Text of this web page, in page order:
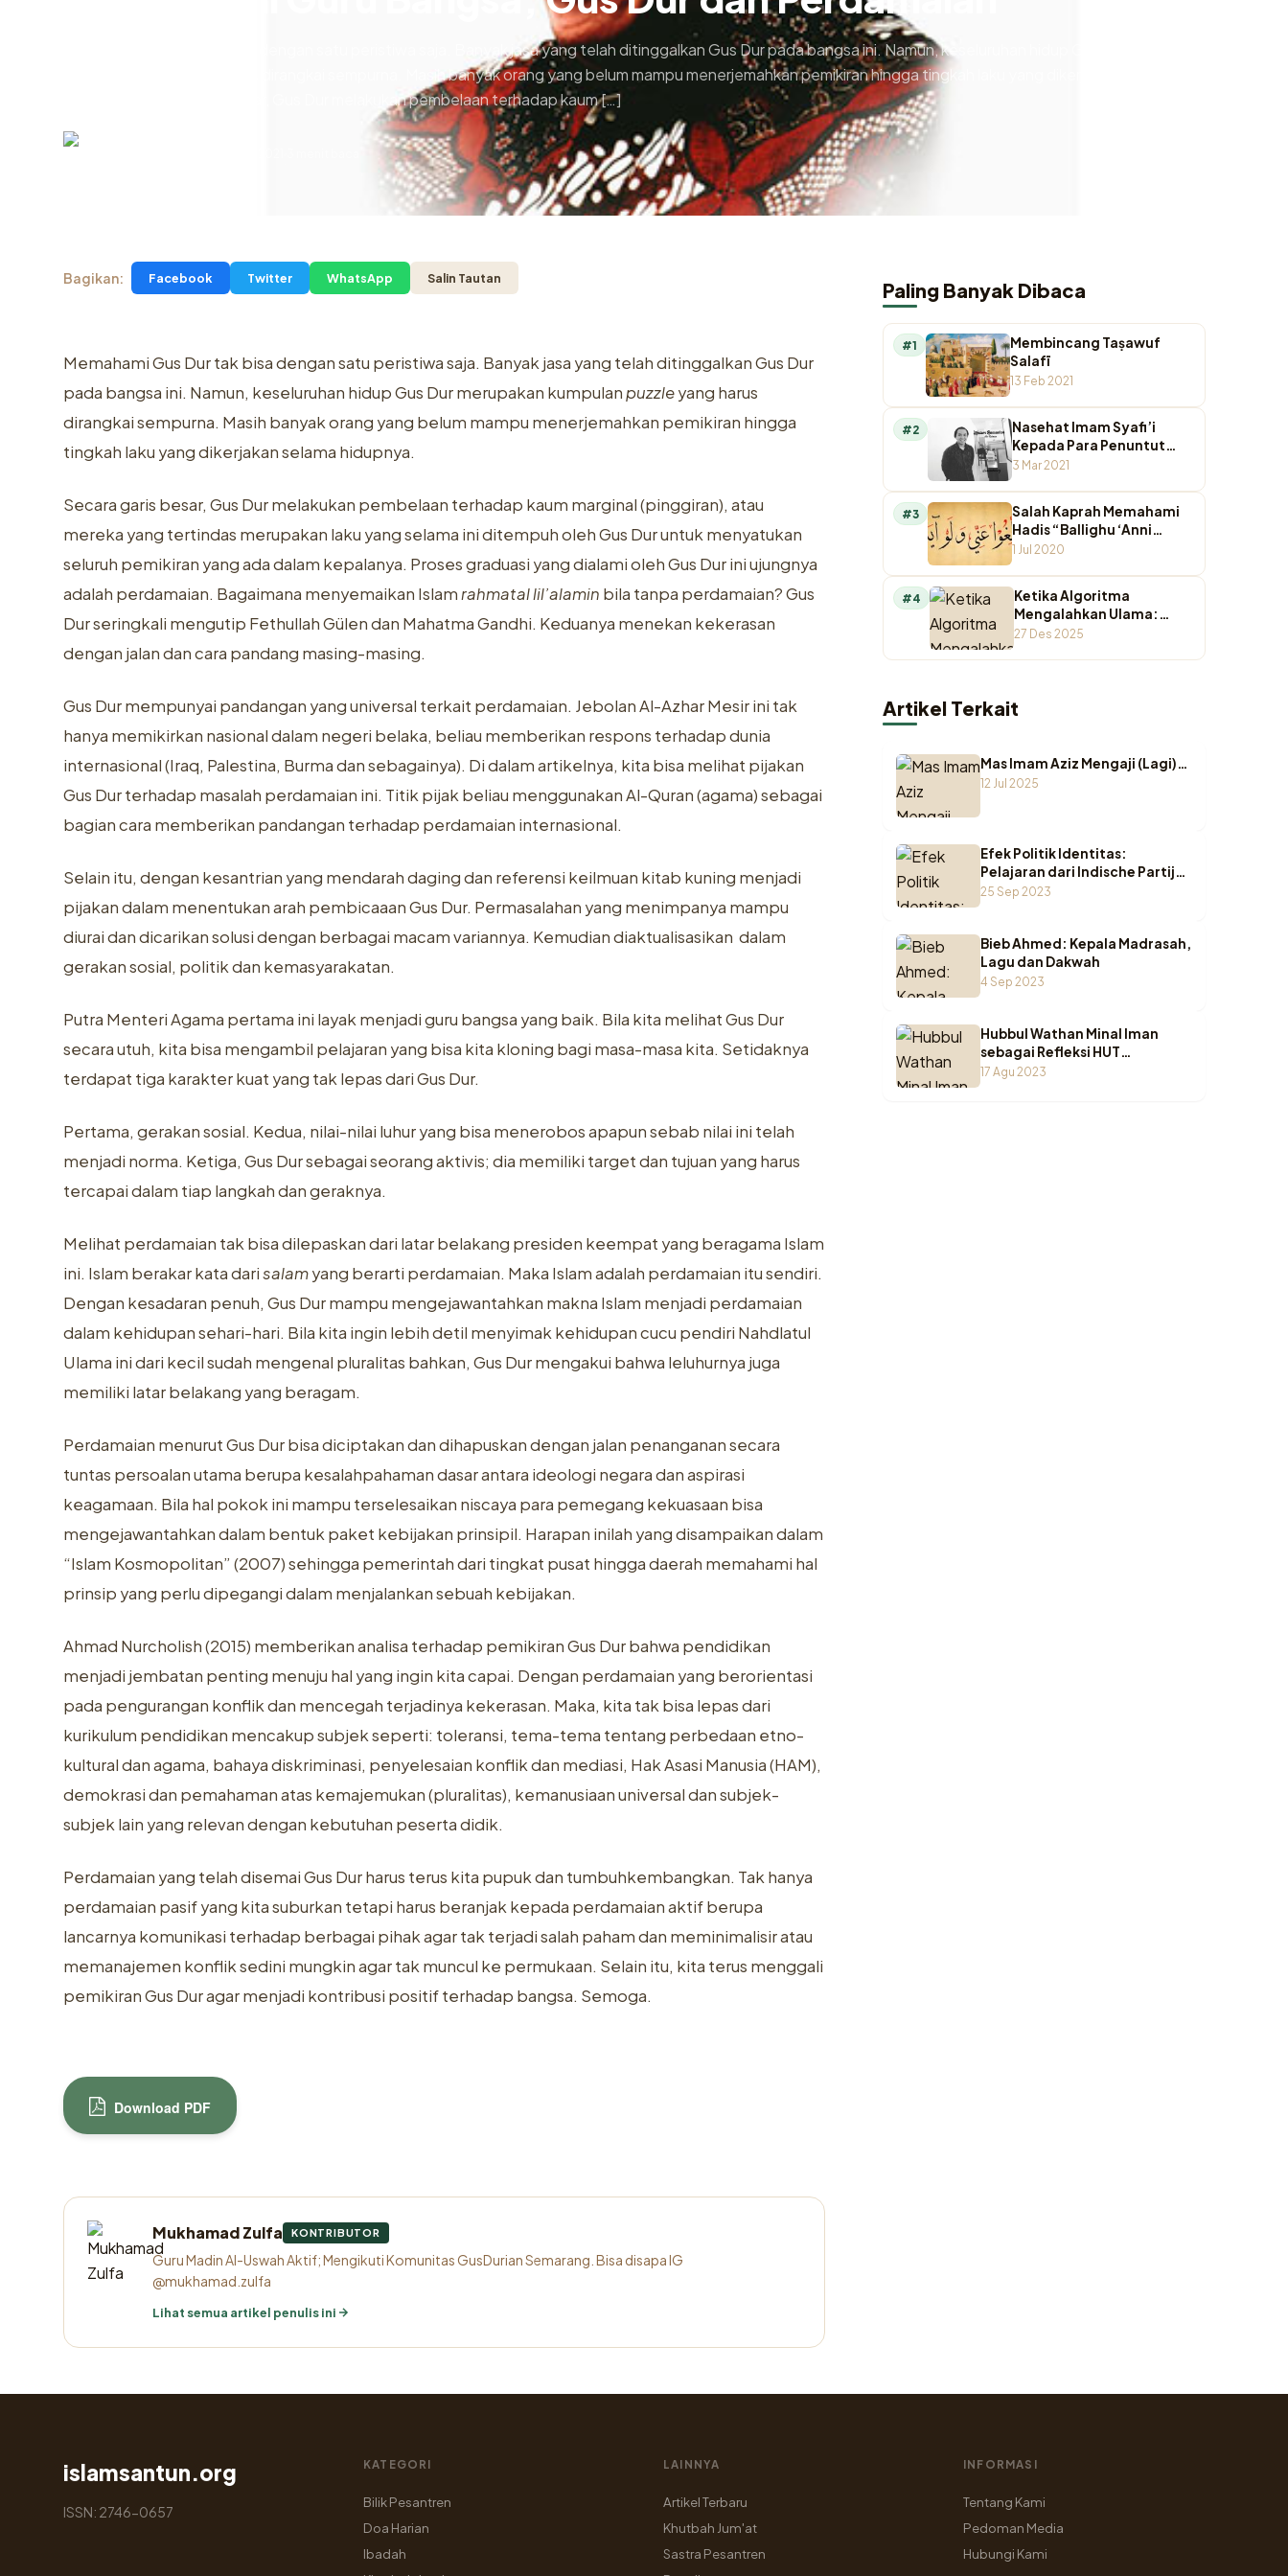
Memahami Gus Dur tak bisa dengan satu peristiwa saja. Banyak jasa yang telah ditinggalkan Gus Dur pada bangsa ini. Namun, keseluruhan hidup Gus Dur merupakan
kumpulan puzzle yang harus dirangkai sempurna. Masih banyak orang yang belum mampu menerjemahkan pemikiran hingga tingkah laku yang dikerjakan selama
hidupnya. Secara garis besar, Gus Dur melakukan pembelaan terhadap kaum […]
Bagikan: Facebook Twitter WhatsApp Salin Tautan
Memahami Gus Dur tak bisa dengan satu peristiwa saja. Banyak jasa yang telah ditinggalkan Gus Dur
pada bangsa ini. Namun, keseluruhan hidup Gus Dur merupakan kumpulanpuzzleyang harus
dirangkai sempurna. Masih banyak orang yang belum mampu menerjemahkan pemikiran hingga
tingkah laku yang dikerjakan selama hidupnya.
Secara garis besar, Gus Dur melakukan pembelaan terhadap kaum marginal (pinggiran), atau
mereka yang tertindas merupakan laku yang selama ini ditempuh oleh Gus Dur untuk menyatukan
seluruh pemikiran yang ada dalam kepalanya. Proses graduasi yang dialami oleh Gus Dur ini ujungnya
adalah perdamaian. Bagaimana menyemaikan Islamrahmatal lil’alamin bila tanpa perdamaian? Gus
Dur seringkali mengutip Fethullah Gülen dan Mahatma Gandhi. Keduanya menekan kekerasan
dengan jalan dan cara pandang masing-masing.
Gus Dur mempunyai pandangan yang universal terkait perdamaian. Jebolan Al-Azhar Mesir ini tak
hanya memikirkan nasional dalam negeri belaka, beliau memberikan respons terhadap dunia
internasional (Iraq, Palestina, Burma dan sebagainya). Di dalam artikelnya, kita bisa melihat pijakan
Gus Dur terhadap masalah perdamaian ini. Titik pijak beliau menggunakan Al-Quran (agama) sebagai
bagian cara memberikan pandangan terhadap perdamaian internasional.
Selain itu, dengan kesantrian yang mendarah daging dan referensi keilmuan kitab kuning menjadi
pijakan dalam menentukan arah pembicaaan Gus Dur. Permasalahan yang menimpanya mampu
diurai dan dicarikan solusi dengan berbagai macam variannya. Kemudian diaktualisasikan dalam
gerakan sosial, politik dan kemasyarakatan.
Putra Menteri Agama pertama ini layak menjadi guru bangsa yang baik. Bila kita melihat Gus Dur
secara utuh, kita bisa mengambil pelajaran yang bisa kita kloning bagi masa-masa kita. Setidaknya
terdapat tiga karakter kuat yang tak lepas dari Gus Dur.
Pertama, gerakan sosial. Kedua, nilai-nilai luhur yang bisa menerobos apapun sebab nilai ini telah
menjadi norma. Ketiga, Gus Dur sebagai seorang aktivis; dia memiliki target dan tujuan yang harus
tercapai dalam tiap langkah dan geraknya.
Melihat perdamaian tak bisa dilepaskan dari latar belakang presiden keempat yang beragama Islam
ini. Islam berakar kata darisalamyang berarti perdamaian. Maka Islam adalah perdamaian itu sendiri.
Dengan kesadaran penuh, Gus Dur mampu mengejawantahkan makna Islam menjadi perdamaian
dalam kehidupan sehari-hari. Bila kita ingin lebih detil menyimak kehidupan cucu pendiri Nahdlatul
Ulama ini dari kecil sudah mengenal pluralitas bahkan, Gus Dur mengakui bahwa leluhurnya juga
memiliki latar belakang yang beragam.
Perdamaian menurut Gus Dur bisa diciptakan dan dihapuskan dengan jalan penanganan secara
tuntas persoalan utama berupa kesalahpahaman dasar antara ideologi negara dan aspirasi
keagamaan. Bila hal pokok ini mampu terselesaikan niscaya para pemegang kekuasaan bisa
mengejawantahkan dalam bentuk paket kebijakan prinsipil. Harapan inilah yang disampaikan dalam
“Islam Kosmopolitan” (2007) sehingga pemerintah dari tingkat pusat hingga daerah memahami hal
prinsip yang perlu dipegangi dalam menjalankan sebuah kebijakan.
Ahmad Nurcholish (2015) memberikan analisa terhadap pemikiran Gus Dur bahwa pendidikan
menjadi jembatan penting menuju hal yang ingin kita capai. Dengan perdamaian yang berorientasi
pada pengurangan konflik dan mencegah terjadinya kekerasan. Maka, kita tak bisa lepas dari
kurikulum pendidikan mencakup subjek seperti: toleransi, tema-tema tentang perbedaan etno-
kultural dan agama, bahaya diskriminasi, penyelesaian konflik dan mediasi, Hak Asasi Manusia (HAM),
demokrasi dan pemahaman atas kemajemukan (pluralitas), kemanusiaan universal dan subjek-
subjek lain yang relevan dengan kebutuhan peserta didik.
Perdamaian yang telah disemai Gus Dur harus terus kita pupuk dan tumbuhkembangkan. Tak hanya
perdamaian pasif yang kita suburkan tetapi harus beranjak kepada perdamaian aktif berupa
lancarnya komunikasi terhadap berbagai pihak agar tak terjadi salah paham dan meminimalisir atau
memanajemen konflik sedini mungkin agar tak muncul ke permukaan. Selain itu, kita terus menggali
pemikiran Gus Dur agar menjadi kontribusi positif terhadap bangsa. Semoga.
Download PDF
Mukhamad Zulfa KONTRIBUTOR
Guru Madin Al-Uswah Aktif; Mengikuti Komunitas GusDurian Semarang. Bisa disapa IG
@mukhamad.zulfa
Lihat semua artikel penulis ini
Paling Banyak Dibaca
#1
Membincang Taṣawuf
Salafī
13 Feb 2021
#2
Nasehat Imam Syafi’i
Kepada Para Penuntut
Ilmu
3 Mar 2021
#3
Salah Kaprah Memahami
Hadis “Ballighu ‘Anni
Walaw Ayah”
1 Jul 2020
#4
Ketika Algoritma
Mengalahkan Ulama:
Krisis Otoritas
27 Des 2025
Artikel Terkait
Mas Imam Aziz Mengaji (Lagi)…
12 Jul 2025
Efek Politik Identitas:
Pelajaran dari Indische Partij
untuk Indonesia
25 Sep 2023
Bieb Ahmed: Kepala Madrasah,
Lagu dan Dakwah
4 Sep 2023
Hubbul Wathan Minal Iman
sebagai Refleksi HUT
Kemerdekaan RI
17 Agu 2023
islamsantun.org
ISSN: 2746-0657
KATEGORI
Bilik Pesantren
Doa Harian
Ibadah
LAINNYA
Artikel Terbaru
Khutbah Jum'at
Sastra Pesantren
INFORMASI
Tentang Kami
Pedoman Media
Hubungi Kami